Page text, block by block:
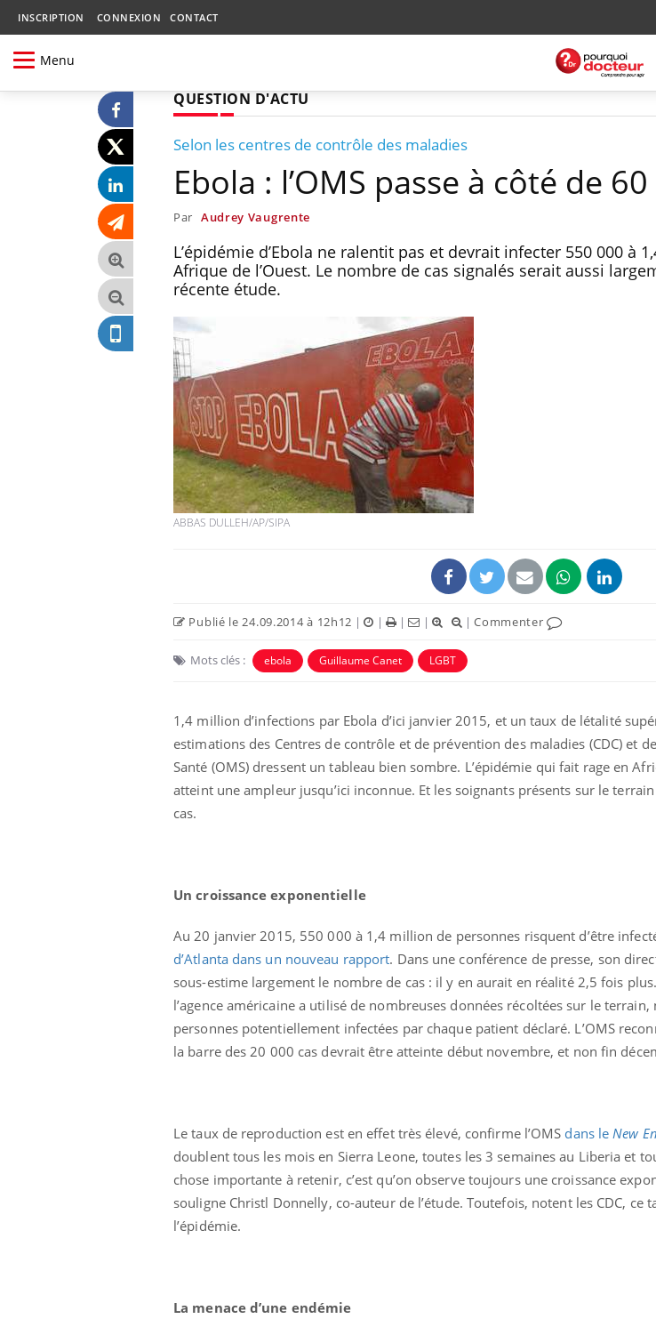
INSCRIPTION CONNEXION CONTACT
Menu
QUESTION D'ACTU
Selon les centres de contrôle des maladies
Ebola : l’OMS passe à côté de
Par Audrey Vaugrente
L’épidémie d’Ebola ne ralentit pas et devrait infecter 550 000 à
Afrique de l’Ouest. Le nombre de cas signalés serait aussi
récente étude.
ABBAS DULLEH/AP/SIPA
Publié le 24.09.2014 à 12h12 | | | | |Commenter
Mots clés : ebola Guillaume Canet LGBT
1,4 million d’infections par Ebola d’ici janvier 2015, et un taux de létalité
estimations des Centres de contrôle et de prévention des maladies (CDC) et
Santé (OMS) dressent un tableau bien sombre. L’épidémie qui fait rage en
atteint une ampleur jusqu’ici inconnue. Et les soignants présents sur le
cas.
Un croissance exponentielle
Au 20 janvier 2015, 550 000 à 1,4 million de personnes risquent d’être
d’Atlanta dans un nouveau rapport. Dans une conférence de presse, son
sous-estime largement le nombre de cas : il y en aurait en réalité 2,5 fois
l’agence américaine a utilisé de nombreuses données récoltées sur le
personnes potentiellement infectées par chaque patient déclaré. L’OMS
la barre des 20 000 cas devrait être atteinte début novembre, et non fin
Le taux de reproduction est en effet très élevé, confirme l’OMS dans le New
doublent tous les mois en Sierra Leone, toutes les 3 semaines au Liberia et
chose importante à retenir, c’est qu’on observe toujours une croissance
souligne Christl Donnelly, co-auteur de l’étude. Toutefois, notent les CDC, ce
l’épidémie.
La menace d’une endémie
Pourquoi votre ventre
Fortes chaleurs :
pourquoi le risque de
noyade grimpe-t-il ?
Le Viagra pourrait-il
freiner la propagation du
Pourquoi manger moins
Grossesse et chaleur : ce
Le smartphone nuit-il à